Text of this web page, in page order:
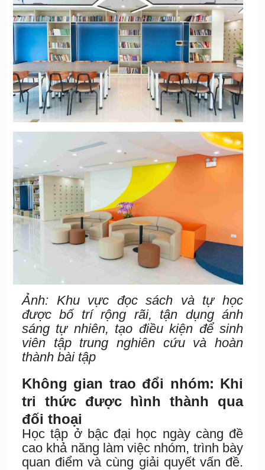
Ảnh: Khu vực đọc sách và tự học
được bố trí rộng rãi, tận dụng ánh
sáng tự nhiên, tạo điều kiện để sinh
viên tập trung nghiên cứu và hoàn
thành bài tập
Không gian trao đổi nhóm: Khi
tri thức được hình thành qua
đối thoại
Học tập ở bậc đại học ngày càng đề
cao khả năng làm việc nhóm, trình bày
quan điểm và cùng giải quyết vấn đề.